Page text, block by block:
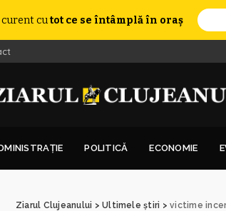
curent cutot ce se întâmplă în oraș
POLITICĂ ECONOMIE
Ziarul Clujeanului >Ultimele știri >victime